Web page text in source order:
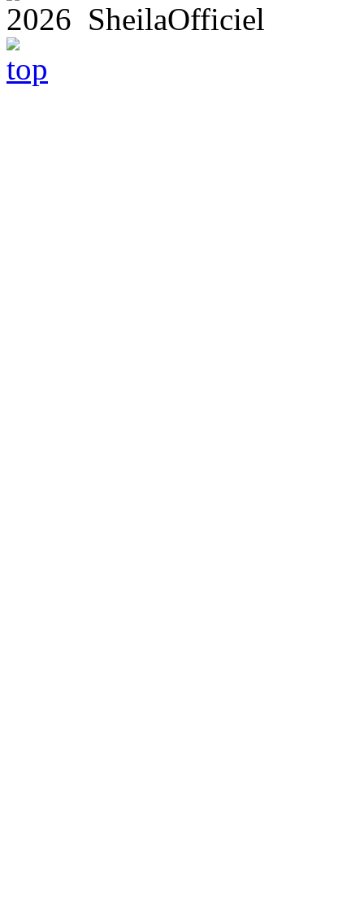
2026 SheilaOfficiel